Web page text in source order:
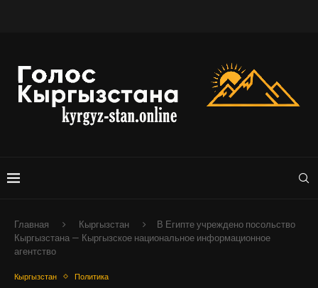
Главная Кыргызстан
В Египте учреждено посольство
Кыргызстана — Кыргызское национальное информационное
агентство
Кыргызстан Политика